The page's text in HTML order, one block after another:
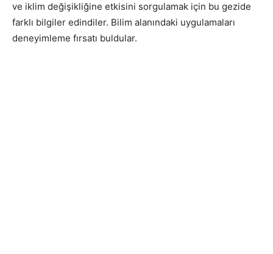
ve iklim değişikliğine etkisini sorgulamak için bu gezide
farklı bilgiler edindiler. Bilim alanındaki uygulamaları
deneyimleme fırsatı buldular.